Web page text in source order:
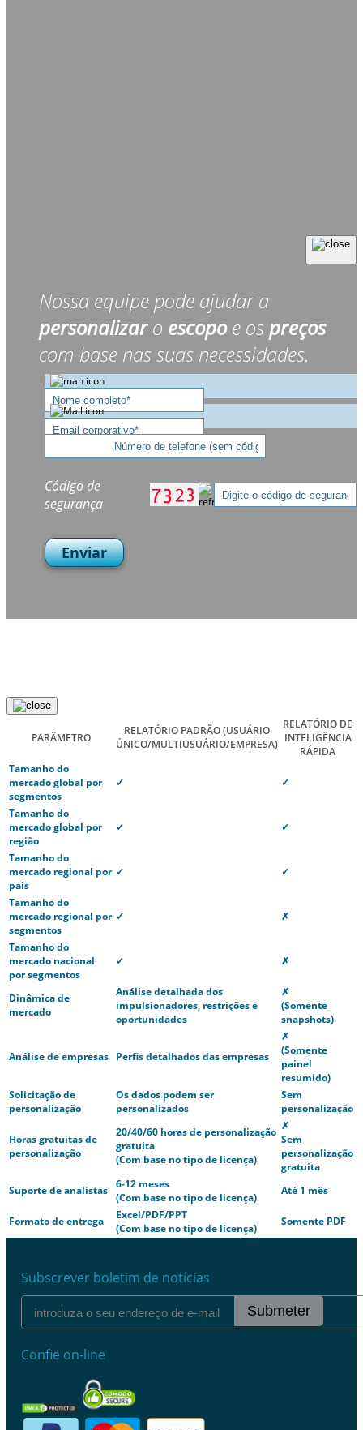
Nossa equipe pode ajudar a
personalizaro escopoe ospreços
com base nas suas necessidades.
Código de
segurança
Enviar
PARÂMETRO
RELATÓRIO PADRÃO(USUÁRIO
ÚNICO/MULTIUSUÁRIO/EMPRESA)
RELATÓRIO DE
INTELIGÊNCIA
RÁPIDA
Tamanho do
mercado global por
segmentos
✓ ✓
Tamanho do
mercado global por
região
✓ ✓
Tamanho do
mercado regional por
país
✓ ✓
Tamanho do
mercado regional por
segmentos
✓ ✗
Tamanho do
mercado nacional
por segmentos
✓ ✗
Dinâmica de
mercado
Análise detalhada dos
impulsionadores, restrições e
oportunidades
✗
(Somente
snapshots)
Análise de empresas Perfis detalhados das empresas
✗
(Somente
painel
resumido)
Solicitação de
personalização
Os dados podem ser
personalizados
Sem
personalização
Horas gratuitas de
personalização
20/40/60 horas de personalização
gratuita
(Com base no tipo de licença)
✗
Sem
personalização
gratuita
Suporte de analistas 6-12 meses
(Com base no tipo de licença)
Até 1 mês
Formato de entrega
Excel/PDF/PPT
(Com base no tipo de licença)
Somente PDF
Subscrever boletim de notícias
Submeter
Confie on-line